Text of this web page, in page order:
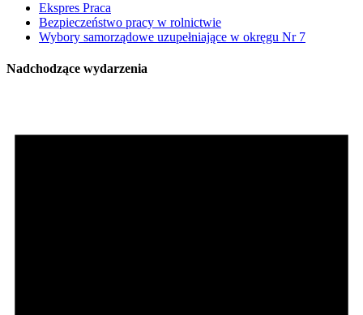
Ekspres Praca
Bezpieczeństwo pracy w rolnictwie
Wybory samorządowe uzupełniające w okręgu Nr 7
Nadchodzące wydarzenia